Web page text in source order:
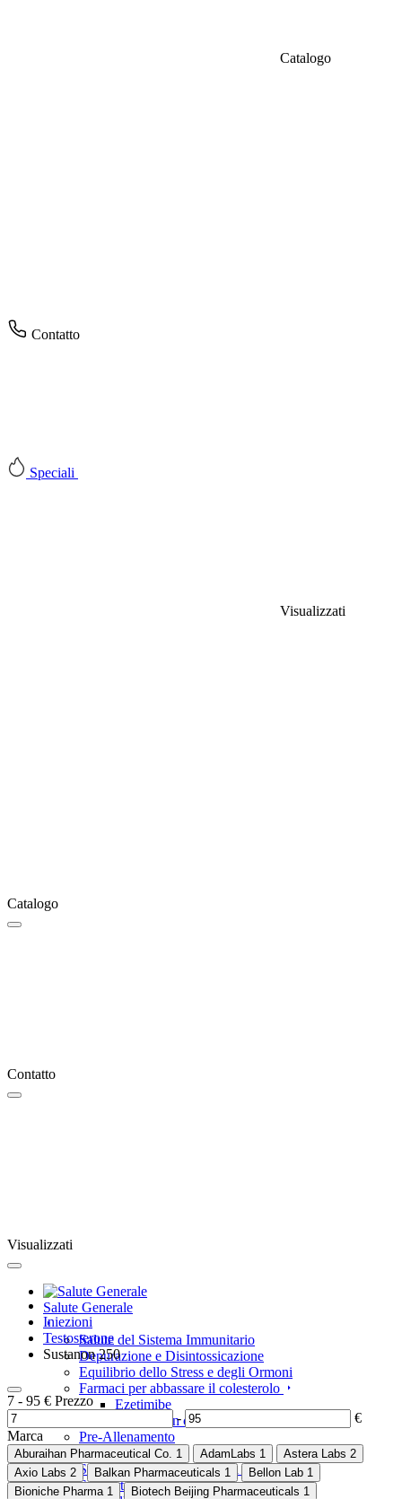
Catalogo
Contatto
Speciali
Visualizzati
Catalogo
Contatto
Visualizzati
Salute Generale
Salute del Sistema Immunitario
Depurazione e Disintossicazione
Equilibrio dello Stress e degli Ormoni
Farmaci per abbassare il colesterolo
Ezetimibe
Pitavastatin calcium
Pre-Allenamento
Spray Nasali
Supporto per il Cervello e la Memoria
Supporto per il Glucosio
Iniezioni
Testosterone
Sustanon 250
7 - 95 € Prezzo
-
€
Marca
Aburaihan ‌Pharmaceutical Co. 1 AdamLabs 1 Astera Labs 2
Axio Labs 2 Balkan Pharmaceuticals 1 Bellon Lab 1
Bioniche Pharma 1 Biotech Beijing Pharmaceuticals 1